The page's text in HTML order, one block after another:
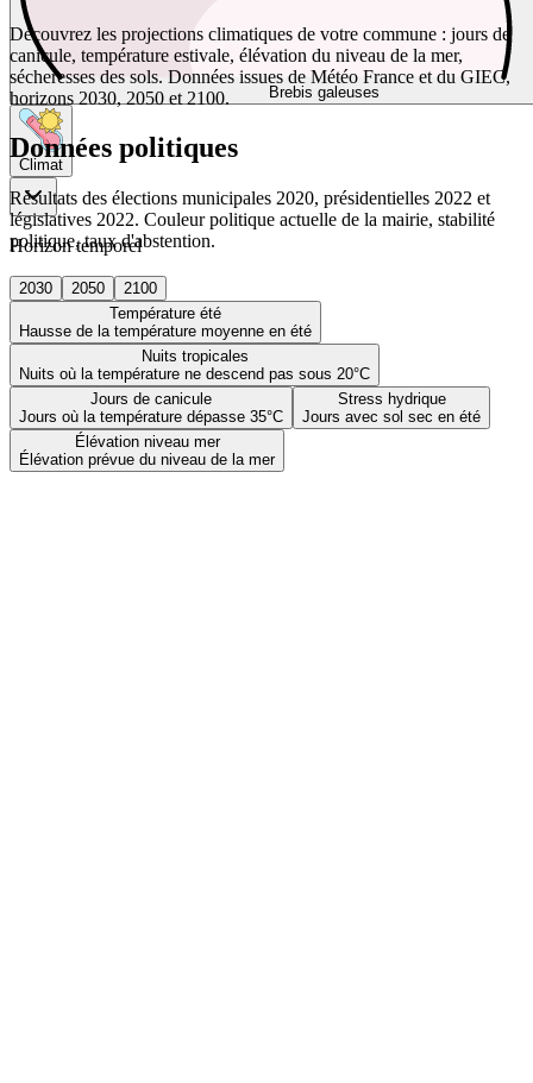
Brebis galeuses
Climat
Horizon temporel
2030 2050
2100
Température été
Hausse de la température moyenne en été
Nuits tropicales
Nuits où la température ne descend pas sous 20°C
Jours de canicule
Jours où la température dépasse 35°C
Stress hydrique
Jours avec sol sec en été
Élévation niveau mer
Élévation prévue du niveau de la mer
Découvrez les projections climatiques de votre commune : jours de
canicule, température estivale, élévation du niveau de la mer,
sécheresses des sols. Données issues de Météo France et du GIEC,
horizons 2030, 2050 et 2100.
Données politiques
Résultats des élections municipales 2020, présidentielles 2022 et
législatives 2022. Couleur politique actuelle de la mairie, stabilité
politique, taux d'abstention.